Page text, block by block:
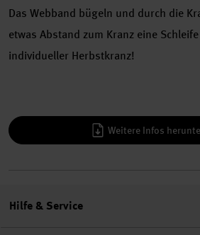
Das Webband bügeln und durch die
etwas Abstand zum Kranz eine
individueller Herbstkranz!
Weitere Infos
Hilfe & Service